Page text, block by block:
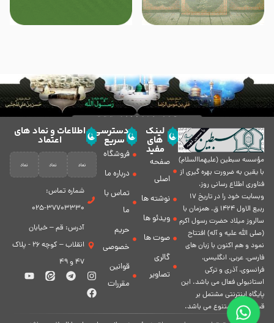
مؤسسه سبطين (عليهماالسلام)
با يقين به ضرورت بهره گیرى از
فناورى اطلاع رسانى روز،
وبسایت خود را در تاريخ 17
ربيع الاول 1424 ق. همزمان با
سالروز ميلاد حضرت رسول اكرم
(صلی الله علیه و آله) افتتاح
نمود و هم اكنون با زبان های
فارسی، عربى، انگلیسی،
فرانسوی، آذری و ترکی
استانبولی فعال مى باشد. اين
پايگاه اينترنتى مشتمل بر
قسمت هاى متنوع مى باشد.
لینک
های
مفید
صفحه
اصلی
نوشته ها
ویدئو ها
صوت ها
گالری
تصاویر
دسترسی
سریع
فروشگاه
درباره ما
تماس با
ما
حریم
خصوصی
قوانین
مقررات
اطلاعات و نماد های
اعتماد
شماره تماس:
37703330-025
آدرس: قم – خیابان
انقلاب – کوچه 26 - پلاک
47 و 49